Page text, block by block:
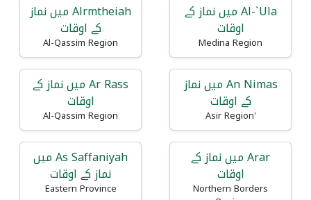
Al-`Ula میں نماز کے
اوقات
Medina Region
Alrmtheiah میں نماز
کے اوقات
Al-Qassim Region
An Nimas میں نماز
کے اوقات
'Asir Region
Ar Rass میں نماز کے
اوقات
Al-Qassim Region
Arar میں نماز کے
اوقات
Northern Borders
As Saffaniyah میں
نماز کے اوقات
Eastern Province